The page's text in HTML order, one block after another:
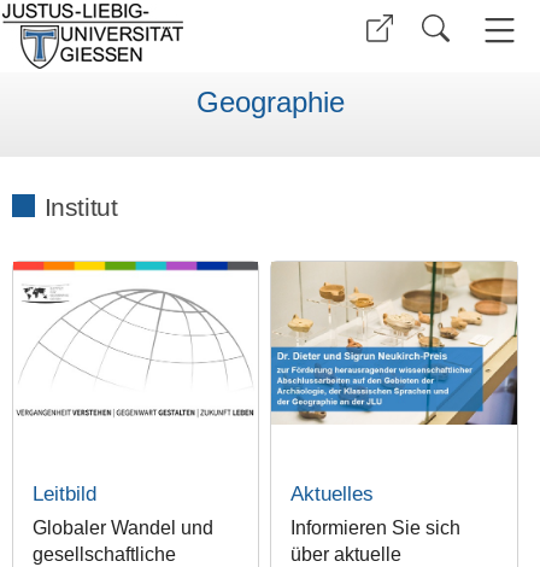
Geographie
Institut
Leitbild
Globaler Wandel und
gesellschaftliche
Aktuelles
Informieren Sie sich
über aktuelle